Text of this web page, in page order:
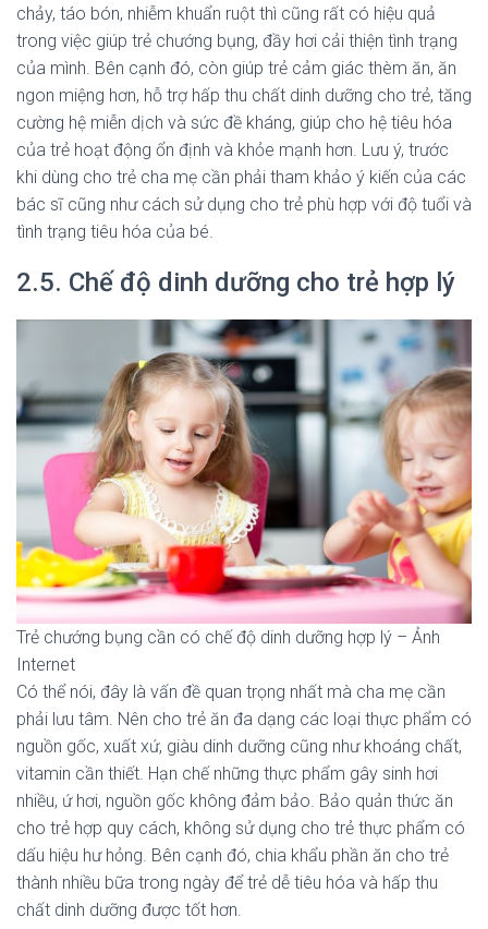
chảy, táo bón, nhiễm khuẩn ruột thì cũng rất có hiệu quả
trong việc giúp trẻ chướng bụng, đầy hơi cải thiện tình trạng
của mình. Bên cạnh đó, còn giúp trẻ cảm giác thèm ăn, ăn
ngon miệng hơn, hỗ trợ hấp thu chất dinh dưỡng cho trẻ, tăng
cường hệ miễn dịch và sức đề kháng, giúp cho hệ tiêu hóa
của trẻ hoạt động ổn định và khỏe mạnh hơn. Lưu ý, trước
khi dùng cho trẻ cha mẹ cần phải tham khảo ý kiến của các
bác sĩ cũng như cách sử dụng cho trẻ phù hợp với độ tuổi và
tình trạng tiêu hóa của bé.
2.5. Chế độ dinh dưỡng cho trẻ hợp lý
Trẻ chướng bụng cần có chế độ dinh dưỡng hợp lý – Ảnh
Internet
Có thể nói, đây là vấn đề quan trọng nhất mà cha mẹ cần
phải lưu tâm. Nên cho trẻ ăn đa dạng các loại thực phẩm có
nguồn gốc, xuất xứ, giàu dinh dưỡng cũng như khoáng chất,
vitamin cần thiết. Hạn chế những thực phẩm gây sinh hơi
nhiều, ứ hơi, nguồn gốc không đảm bảo. Bảo quản thức ăn
cho trẻ hợp quy cách, không sử dụng cho trẻ thực phẩm có
dấu hiệu hư hỏng. Bên cạnh đó, chia khẩu phần ăn cho trẻ
thành nhiều bữa trong ngày để trẻ dễ tiêu hóa và hấp thu
chất dinh dưỡng được tốt hơn.